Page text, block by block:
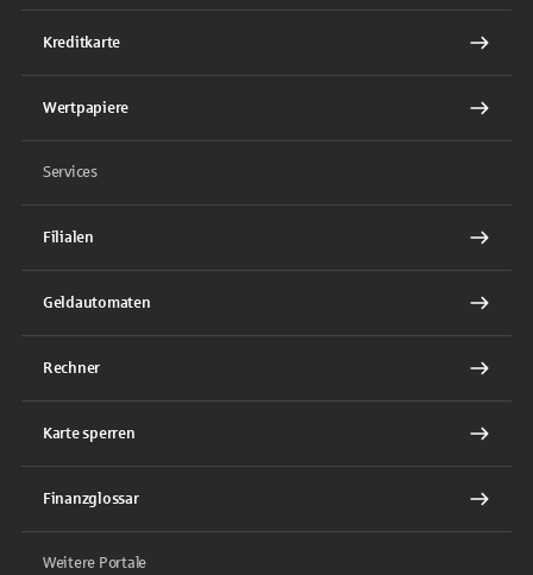
Kreditkarte
Wertpapiere
Services
Filialen
Geldautomaten
Rechner
Karte sperren
Finanzglossar
Weitere Portale